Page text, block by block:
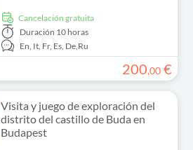
cancelación gratuita
Duración 10 horas
En, It, Fr, Es, De,Ru
200,00 €
Visita y juego de exploración del
distrito del castillo de Buda en
Budapest